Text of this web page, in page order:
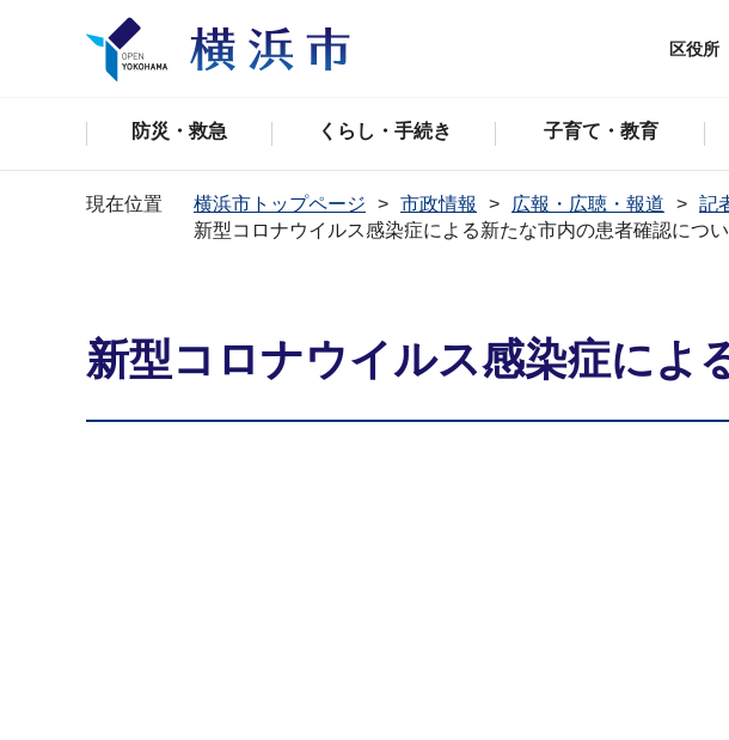
区役所
防災・救急 くらし・手続き 子育て・教育
現在位置 横浜市トップページ 市政情報 広報・広聴・報道 記
新型コロナウイルス感染症による新たな市内の患者確認につ
新型コロナウイルス感染症によ